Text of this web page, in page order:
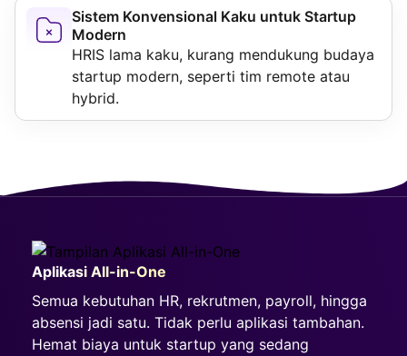
Sistem Konvensional Kaku untuk Startup
Modern
HRIS lama kaku, kurang mendukung budaya
startup modern, seperti tim remote atau
hybrid.
Aplikasi All-in-One
Semua kebutuhan HR, rekrutmen, payroll, hingga
absensi jadi satu. Tidak perlu aplikasi tambahan.
Hemat biaya untuk startup yang sedang